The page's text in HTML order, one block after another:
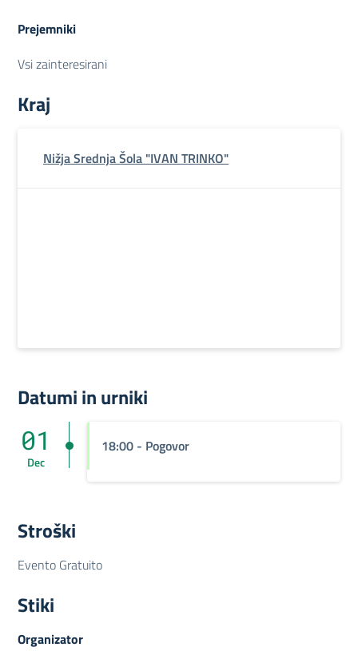
Prejemniki
Vsi zainteresirani
Kraj
Nižja Srednja Šola "IVAN TRINKO"
Datumi in urniki
18:00 - Pogovor
01
Dec
Stroški
Evento Gratuito
Stiki
Organizator